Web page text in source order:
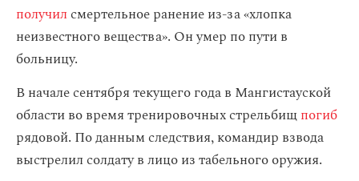
получилсмертельное ранение из-за «хлопка
неизвестного вещества». Он умер по пути в
больницу.
В начале сентября текущего года в Мангистауской
области во время тренировочных стрельбищпогиб
рядовой. По данным следствия, командир взвода
выстрелил солдату в лицо из табельного оружия.